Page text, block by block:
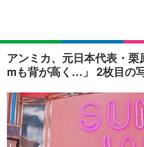
ショッピング
アンミカ、元日本代表・
mも背が高く…」 2枚目の